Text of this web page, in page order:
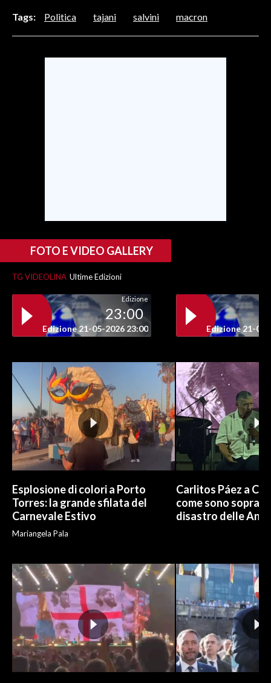
MOTORI
ALTRI SPORT
NOTIZIE
#CARAUNIONE
3 MINUTI CON
INFO AZIENDE
ABBONATI
ANNUNCI
NECROLOGI
PUBBLICITÀ
STORE
Tags: Politica tajani salvini macron
FOTO E VIDEO GALLERY
TG VIDEOLINA Ultime Edizioni
Edizione
23:00
Edizione 21-05-2026 23:00 Edizione 21-05-
Esplosione di colori a Porto
Torres: la grande sfilata del
Carnevale Estivo
Mariangela Pala
Carlitos Páez a
come sono
disastro delle